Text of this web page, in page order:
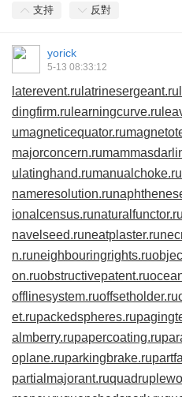
支持 反對
yorick
5-13 08:33:12
laterevent.ru latrinesergeant.ru
dingfirm.ru learningcurve.ru
umagneticequator.ru
majorconcern.ru
ulatinghand.rumanualchoke.ru
nameresolution.ru
ionalcensus.runaturalfunctor.ru
navelseed.runeatplaster.ru
n.runeighbouringrights.ru
on.ruobstructivepatent.ru
offlinesystem.ruoffsetholder.ru
et.rupackedspheres.ru
almberry.rupapercoating.ru
oplane.ruparkingbrake.ru
partialmajorant.ru